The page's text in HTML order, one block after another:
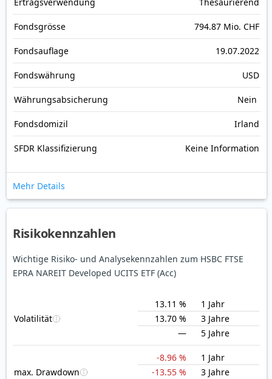
Fonds­grösse 794.87 Mio. CHF
Fonds­auflage 19.07.2022
Fonds­währung USD
Währungsabsicherung Nein
Fondsdomizil Irland
SFDR Klassifizierung Keine Information
Mehr Details
Risikokennzahlen
Wichtige Risiko- und Analysekennzahlen zum HSBC FTSE
EPRA NAREIT Developed UCITS ETF (Acc)
Volatilität
13.11 %
1 Jahr
13.70 %
3 Jahre
—
5 Jahre
max. Drawdown
-8.96 %
1 Jahr
-13.55 %
3 Jahre